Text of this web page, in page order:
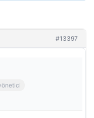
#13397